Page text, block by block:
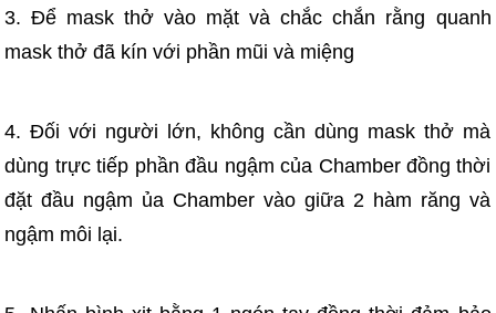
3. Để mask thở vào mặt và chắc chắn rằng quanh
mask thở đã kín với phần mũi và miệng
4. Đối với người lớn, không cần dùng mask thở mà
dùng trực tiếp phần đầu ngậm của Chamber đồng thời
đặt đầu ngậm ủa Chamber vào giữa 2 hàm răng và
ngậm môi lại.